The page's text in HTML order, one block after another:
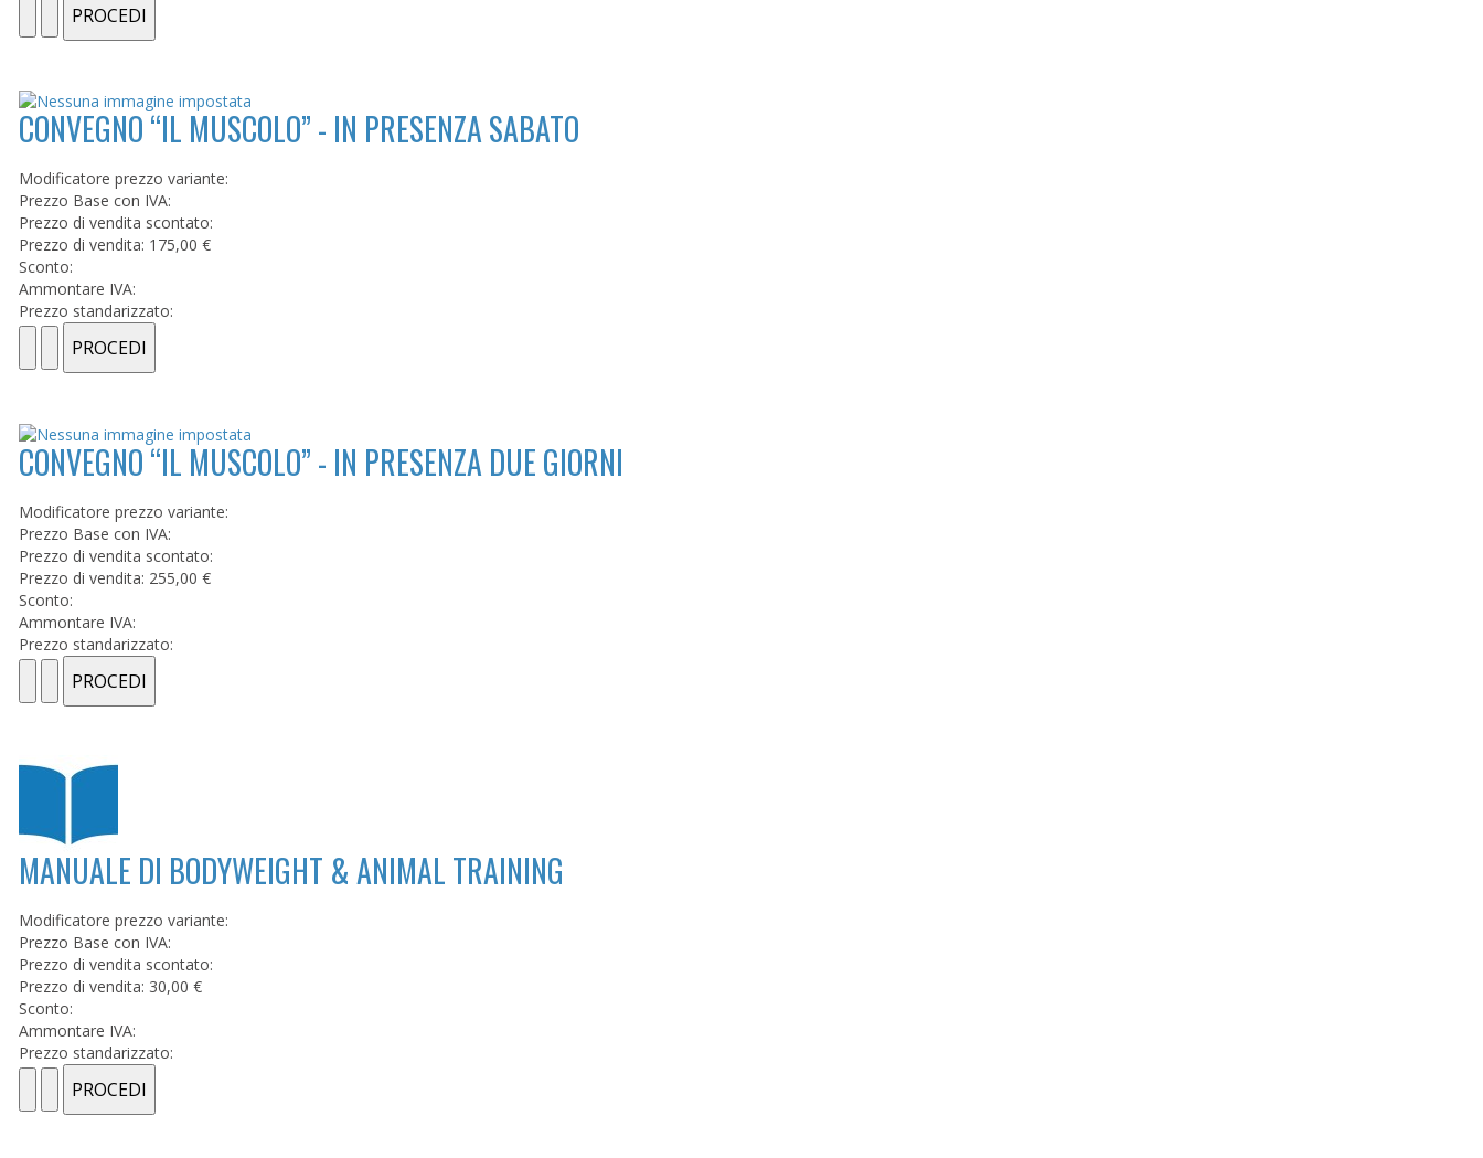
CONVEGNO “IL MUSCOLO” - IN PRESENZA SABATO
Modificatore prezzo variante:
Prezzo Base con IVA:
Prezzo di vendita scontato:
Prezzo di vendita: 175,00 €
Sconto:
Ammontare IVA:
Prezzo standarizzato:
CONVEGNO “IL MUSCOLO” - IN PRESENZA DUE GIORNI
Modificatore prezzo variante:
Prezzo Base con IVA:
Prezzo di vendita scontato:
Prezzo di vendita: 255,00 €
Sconto:
Ammontare IVA:
Prezzo standarizzato:
MANUALE DI BODYWEIGHT & ANIMAL TRAINING
Modificatore prezzo variante:
Prezzo Base con IVA:
Prezzo di vendita scontato:
Prezzo di vendita: 30,00 €
Sconto:
Ammontare IVA:
Prezzo standarizzato: